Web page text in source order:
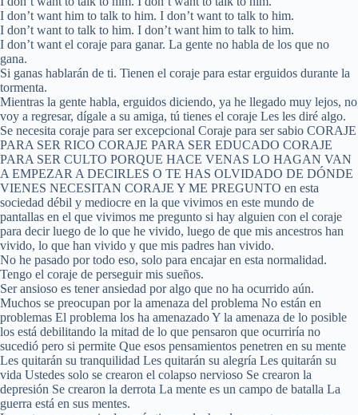
I don’t want him to talk to him. I don’t want to talk to him.
I don’t want to talk to him. I don’t want him to talk to him.
I don’t want el coraje para ganar. La gente no habla de los que no
gana.
Si ganas hablarán de ti. Tienen el coraje para estar erguidos durante la
tormenta.
Mientras la gente habla, erguidos diciendo, ya he llegado muy lejos, no
voy a regresar, dígale a su amiga, tú tienes el coraje Les les diré algo.
Se necesita coraje para ser excepcional Coraje para ser sabio CORAJE
PARA SER RICO CORAJE PARA SER EDUCADO CORAJE
PARA SER CULTO PORQUE HACE VENAS LO HAGAN VAN
A EMPEZAR A DECIRLES O TE HAS OLVIDADO DE DÓNDE
VIENES NECESITAN CORAJE Y ME PREGUNTO en esta
sociedad débil y mediocre en la que vivimos en este mundo de
pantallas en el que vivimos me pregunto si hay alguien con el coraje
para decir luego de lo que he vivido, luego de que mis ancestros han
vivido, lo que han vivido y que mis padres han vivido.
No he pasado por todo eso, solo para encajar en esta normalidad.
Tengo el coraje de perseguir mis sueños.
Ser ansioso es tener ansiedad por algo que no ha ocurrido aún.
Muchos se preocupan por la amenaza del problema No están en
problemas El problema los ha amenazado Y la amenaza de lo posible
los está debilitando la mitad de lo que pensaron que ocurriría no
sucedió pero si permite Que esos pensamientos penetren en su mente
Les quitarán su tranquilidad Les quitarán su alegría Les quitarán su
vida Ustedes solo se crearon el colapso nervioso Se crearon la
depresión Se crearon la derrota La mente es un campo de batalla La
guerra está en sus mentes.